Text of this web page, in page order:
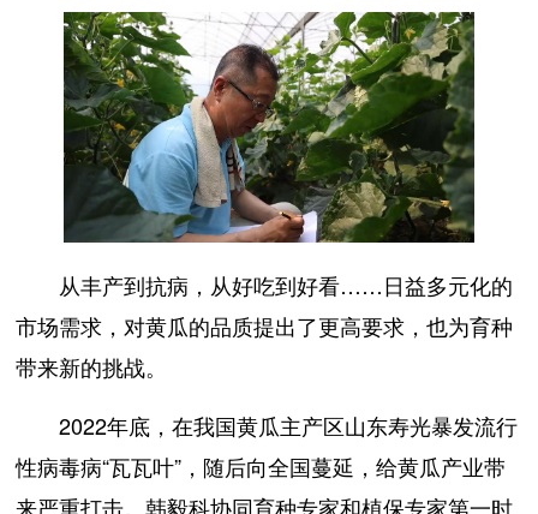
从丰产到抗病，从好吃到好看……日益多元化的
市场需求，对黄瓜的品质提出了更高要求，也为育种
带来新的挑战。
2022年底，在我国黄瓜主产区山东寿光暴发流行
性病毒病“瓦瓦叶”，随后向全国蔓延，给黄瓜产业带
来严重打击。韩毅科协同育种专家和植保专家第一时